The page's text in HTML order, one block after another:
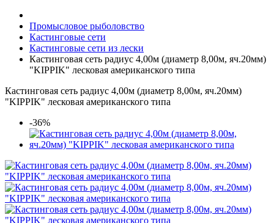
Промысловое рыболовство
Кастинговые сети
Кастинговые сети из лески
Кастинговая сеть радиус 4,00м (диаметр 8,00м, яч.20мм)
"KIPPIK" лесковая американского типа
Кастинговая сеть радиус 4,00м (диаметр 8,00м, яч.20мм)
"KIPPIK" лесковая американского типа
-36%